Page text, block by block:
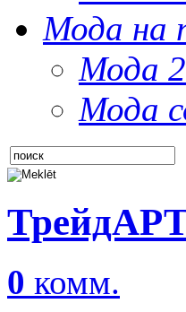
Мода на
Мода
Мода
0 комм.